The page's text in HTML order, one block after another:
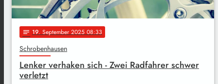
notes 19. September 2025 08:33
Schrobenhausen
Lenker verhaken sich - Zwei Radfahrer schwer
verletzt